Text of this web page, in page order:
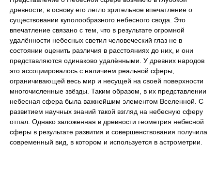
древности; в основу его легло зрительное впечатление о
существовании куполообразного небесного свода. Это
впечатление связано с тем, что в результате огромной
удалённости небесных светил человеческий глаз не в
состоянии оценить различия в расстояниях до них, и они
представляются одинаково удалёнными. У древних народов
это ассоциировалось с наличием реальной сферы,
ограничивающей весь мир и несущей на своей поверхности
многочисленные звёзды. Таким образом, в их представлении
небесная сфера была важнейшим элементом Вселенной. С
развитием научных знаний такой взгляд на небесную сферу
отпал. Однако заложенная в древности геометрия небесной
сферы в результате развития и совершенствования получила
современный вид, в котором и используется в астрометрии.